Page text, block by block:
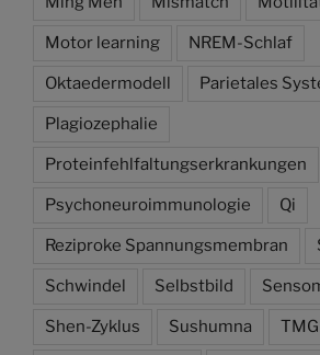
Motor learning NREM-Schlaf
Oktaedermodell Parietales
Plagiozephalie
Proteinfehlfaltungserkrankungen
Psychoneuroimmunologie Qi
Reziproke Spannungsmembran
Schwindel Selbstbild
Shen-Zyklus Sushumna TMG